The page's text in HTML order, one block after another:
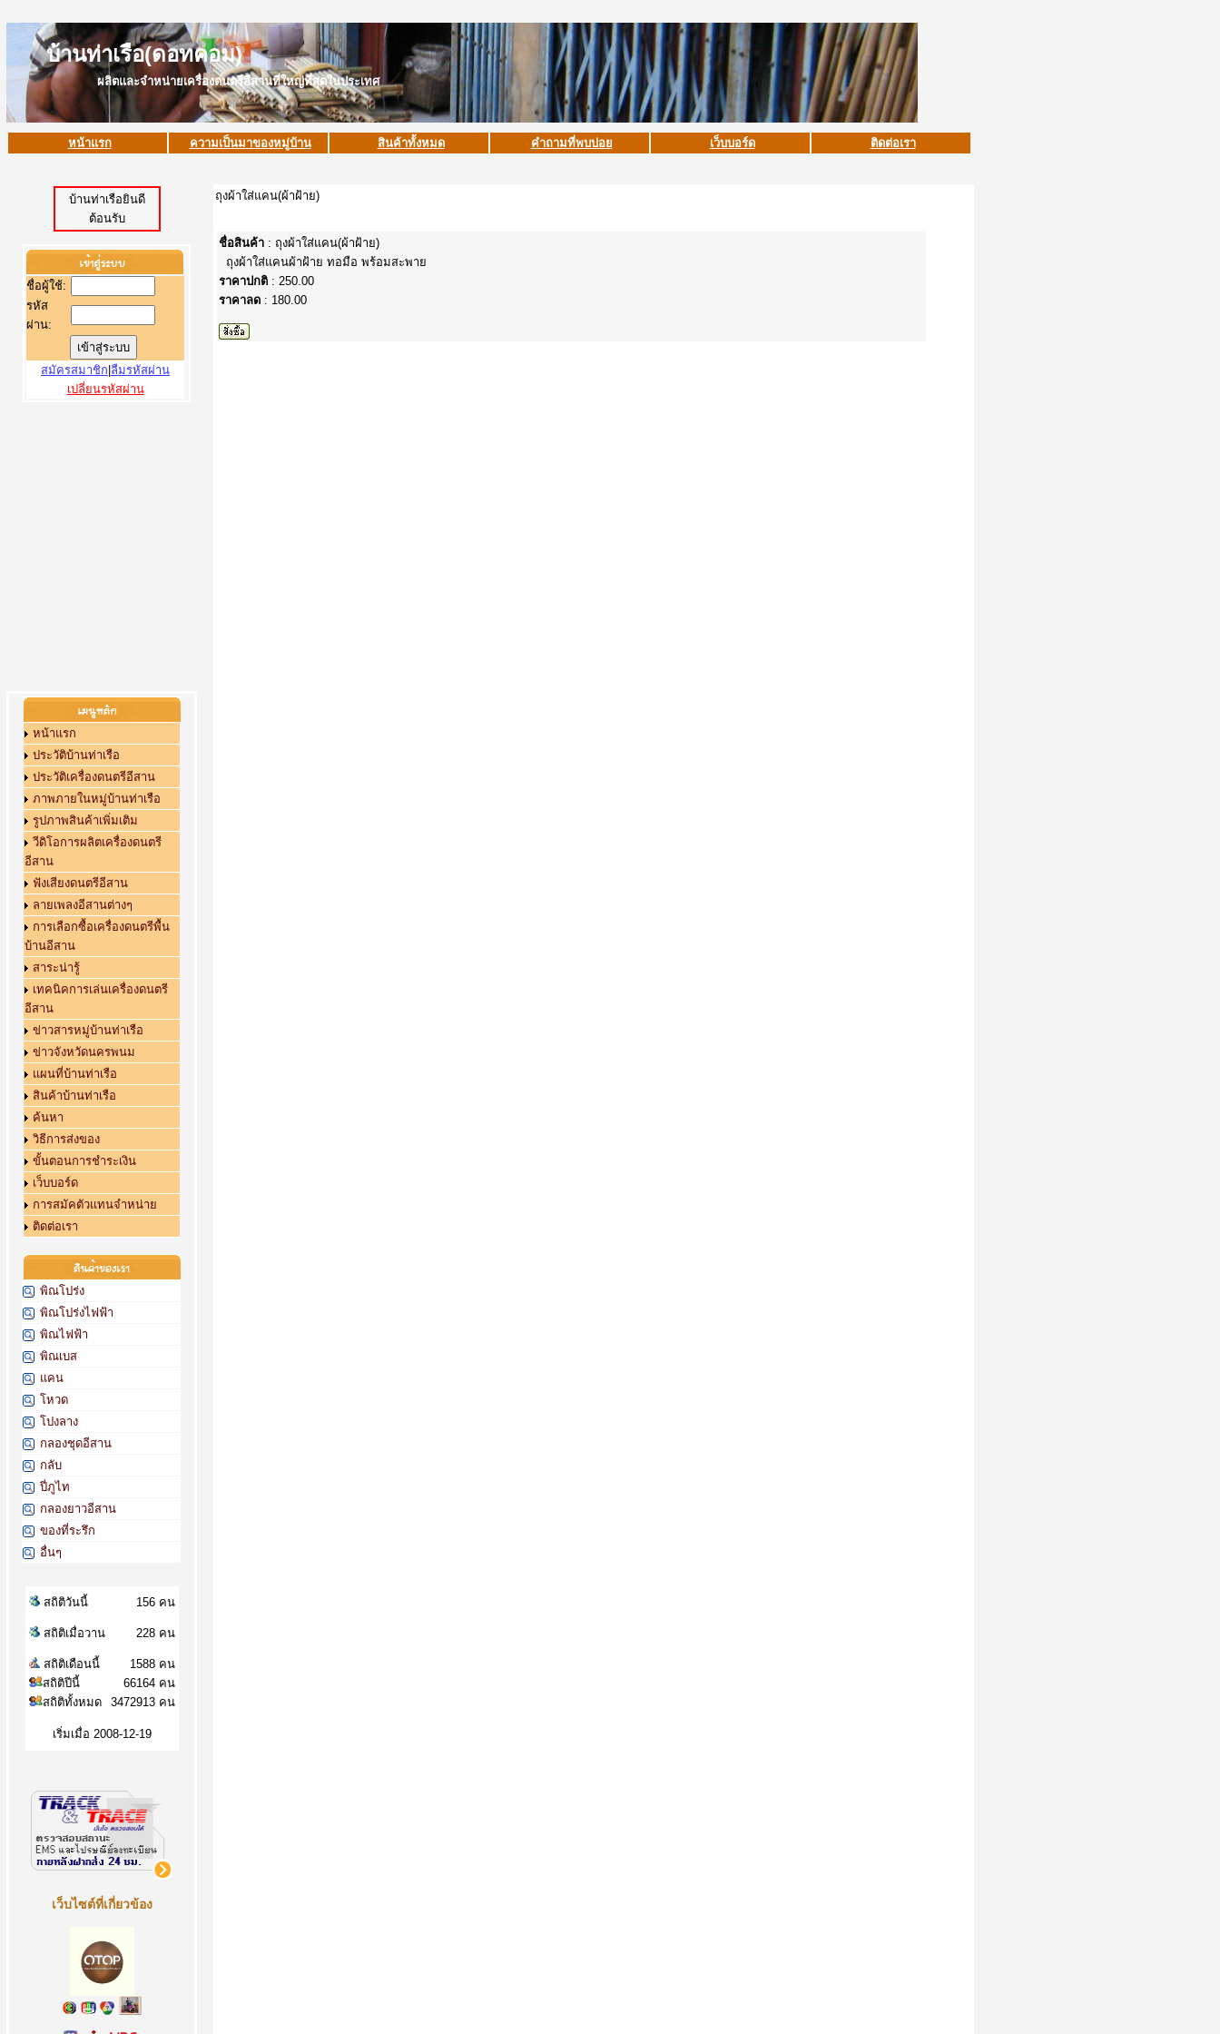
บ้านท่าเรือ(ดอทคอม)
ผลิตและจำหน่ายเครื่องดนตรีอีสานที่ใหญ่ที่สุดในประเทศ
หน้าแรก ความเป็นมาของหมู่บ้าน สินค้าทั้งหมด คำถามที่พบบ่อย เว็บบอร์ด ติดต่อเรา
บ้านท่าเรือยินดี
ต้อนรับ
ชื่อผู้ใช้:
รหัส
ผ่าน:
สมัครสมาชิก ลืมรหัสผ่าน
เปลี่ยนรหัสผ่าน
หน้าแรก
ประวัติบ้านท่าเรือ
ประวัติเครื่องดนตรีอีสาน
ภาพภายในหมู่บ้านท่าเรือ
รูปภาพสินค้าเพิ่มเติม
วีดิโอการผลิตเครื่องดนตรี
อีสาน
ฟังเสียงดนตรีอีสาน
ลายเพลงอีสานต่างๆ
การเลือกซื้อเครื่องดนตรีพื้น
บ้านอีสาน
สาระน่ารู้
เทคนิคการเล่นเครื่องดนตรี
อีสาน
ข่าวสารหมู่บ้านท่าเรือ
ข่าวจังหวัดนครพนม
แผนที่บ้านท่าเรือ
สินค้าบ้านท่าเรือ
ค้นหา
วิธีการส่งของ
ขั้นตอนการชำระเงิน
เว็บบอร์ด
การสมัคตัวแทนจำหน่าย
ติดต่อเรา
พิณโปร่ง
พิณโปร่งไฟฟ้า
พิณไฟฟ้า
พิณเบส
แคน
โหวด
โปงลาง
กลองชุดอีสาน
กลับ
ปี่ภูไท
กลองยาวอีสาน
ของที่ระรึก
อื่นๆ
สถิติวันนี้ 156 คน
สถิติเมื่อวาน 228 คน
สถิติเดือนนี้
สถิติปีนี้
สถิติทั้งหมด
1588 คน
66164 คน
3472913 คน
เริ่มเมื่อ 2008-12-19
เว็บไซต์ที่เกี่ยวข้อง
ถุงผ้าใส่แคน(ผ้าฝ้าย)
ชื่อสินค้า : ถุงผ้าใส่แคน(ผ้าฝ้าย)
ถุงผ้าใส่แคนผ้าฝ้าย ทอมือ พร้อมสะพาย
ราคาปกติ : 250.00
ราคาลด : 180.00